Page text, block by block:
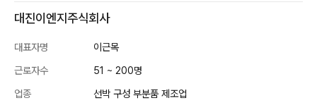
대진이엔지주식회사
대표자명
이근목
근로자수
51 ~ 200명
업종
선박 구성 부분품 제조업